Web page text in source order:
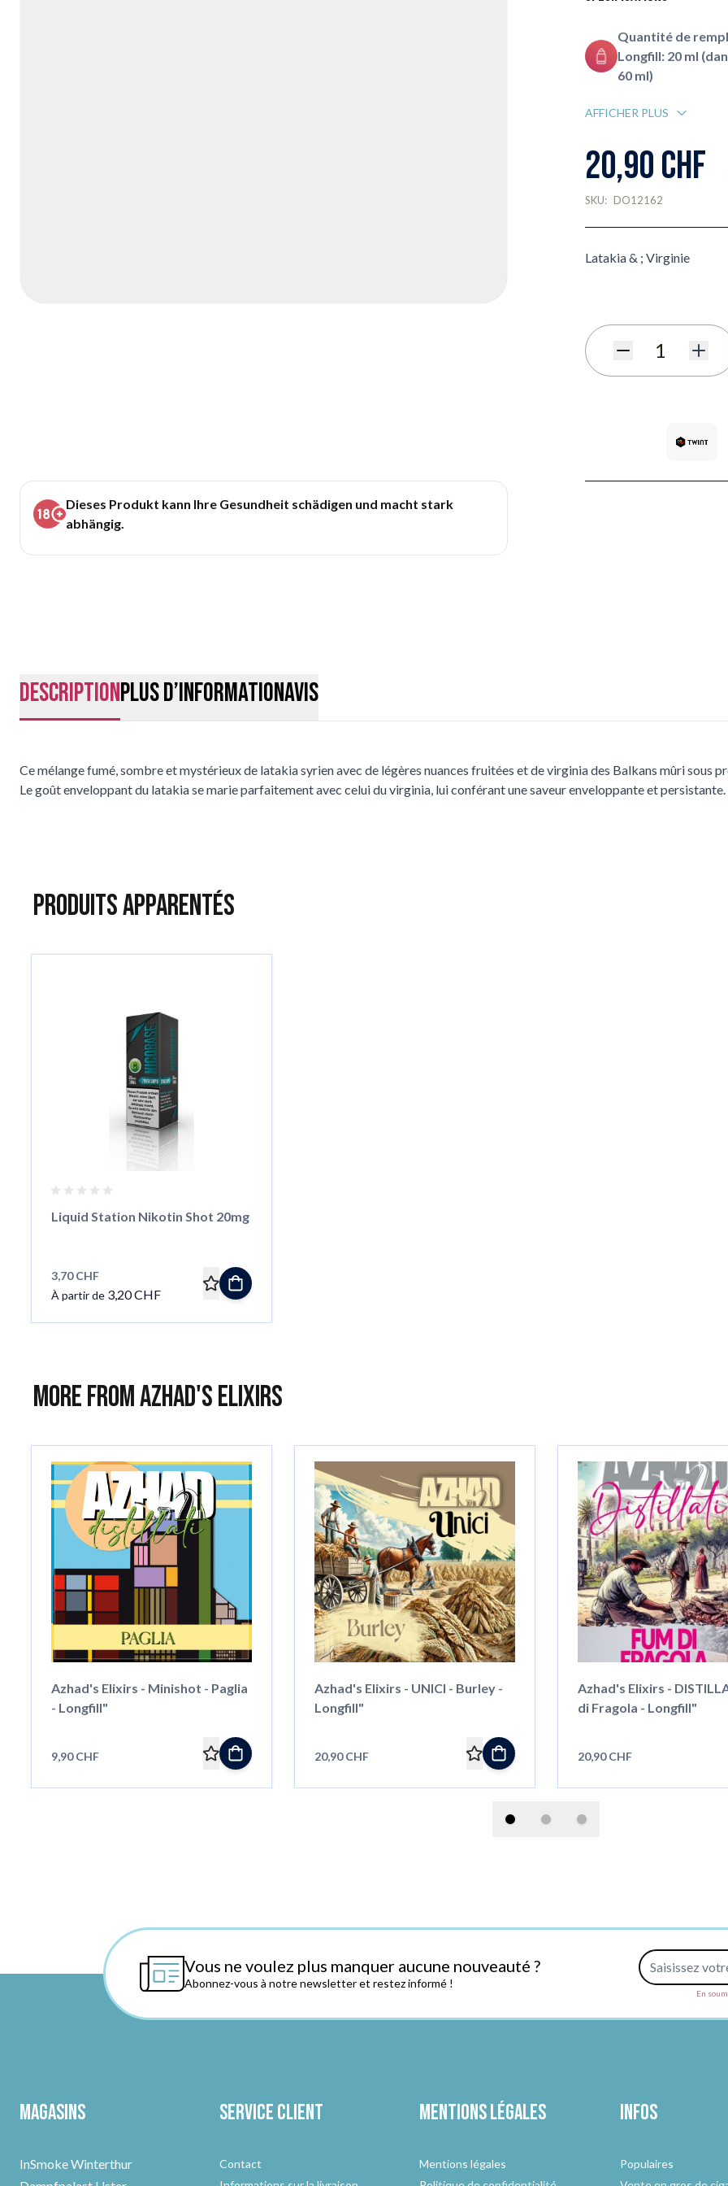
Dieses Produkt kann Ihre Gesundheit schädigen und macht stark
abhängig.
Quantité de
Longfill: 20 ml
60 ml)
AFFICHER PLUS
20,90 CHF
SKU: DO12162
Latakia & ; Virginie
Quantité
DescriptionPlus d’informationAvis
Ce mélange fumé, sombre et mystérieux de latakia syrien avec de légères nuances fruitées et de virginia des Balkans mûri sous
Le goût enveloppant du latakia se marie parfaitement avec celui du virginia, lui conférant une saveur enveloppante et persistante.
Produits apparentés
Tu peux naviguer dans les éléments du carrousel à l'aide de la touche Tab. Tu peux aussi ignorer le carrousel ou passer
Appuie pour passer le carrousel
Liquid Station Nikotin Shot 20mg
3,70 CHF
À partir de 3,20 CHF
More from Azhad's Elixirs
Azhad's Elixirs - Minishot - Paglia
- Longfill"
9,90 CHF
Azhad's Elixirs - UNICI - Burley -
Longfill"
20,90 CHF
Azhad's Elixirs -
di Fragola - Longfill"
20,90 CHF
Vous ne voulez plus manquer aucune nouveauté ?
Abonnez-vous à notre newsletter et restez informé !
Adresse e-mail
En
Magasins
InSmoke Winterthur
Service client
Contact
Mentions légales
Mentions légales
Infos
Populaires